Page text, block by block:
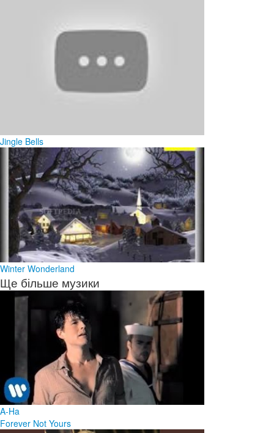
Jingle Bells
Winter Wonderland
Ще більше музики
A-Ha
Forever Not Yours